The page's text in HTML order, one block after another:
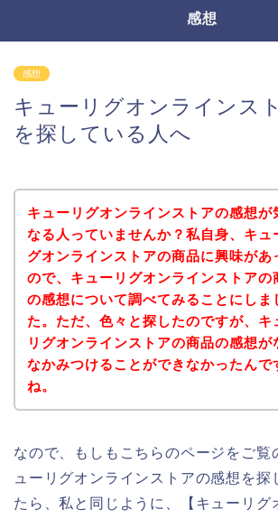
感想
感想
キューリグオンラインス
を探している人へ
キューリグオンラインストアの感想が
なる人っていませんか？私自身、キュ
グオンラインストアの商品に興味があ
ので、キューリグオンラインストアの
の感想について調べてみることにしま
た。ただ、色々と探したのですが、キ
リグオンラインストアの商品の感想が
なかみつけることができなかったんで
ね。
なので、もしもこちらのページをご覧
ューリグオンラインストアの感想を探
たら、私と同じように、【キューリグ